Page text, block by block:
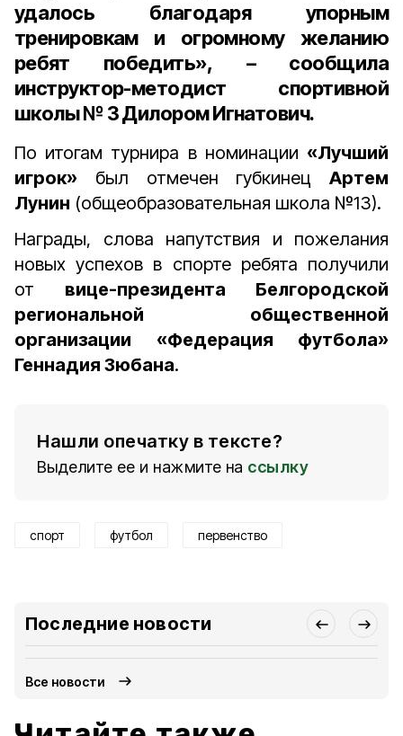
удалось благодаря упорным
тренировкам и огромному желанию
ребят победить», – сообщила
инструктор-методист спортивной
школы № 3 Дилором Игнатович.
По итогам турнира в номинации «Лучший
игрок» был отмечен губкинец Артем
Лунин (общеобразовательная школа №13).
Награды, слова напутствия и пожелания
новых успехов в спорте ребята получили
от вице-президента Белгородской
региональной общественной
организации «Федерация футбола»
Геннадия Зюбана.
Нашли опечатку в тексте?
Выделите ее и нажмите на ссылку
спорт футбол первенство
Последние новости
Все новости